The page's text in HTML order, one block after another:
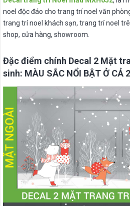
noel độc đáo cho trang trí noel văn
trang trí noel khách sạn, trang trí noel
shop, cửa hàng, showroom.
Đặc điểm chính Decal 2 Mặt
sinh: MÀU SẮC NỔI BẬT Ở CẢ